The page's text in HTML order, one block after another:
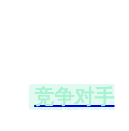
竞争对手